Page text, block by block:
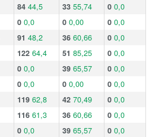
84 44,5 33 55,74 0 0,0
0 0,0 0 0,00 0 0,0
91 48,2 36 60,66 0 0,0
122 64,4 51 85,25 0 0,0
0 0,0 39 65,57 0 0,0
0 0,0 0 0,00 0 0,0
119 62,8 42 70,49 0 0,0
116 61,3 36 60,66 0 0,0
0 0,0 39 65,57 0 0,0